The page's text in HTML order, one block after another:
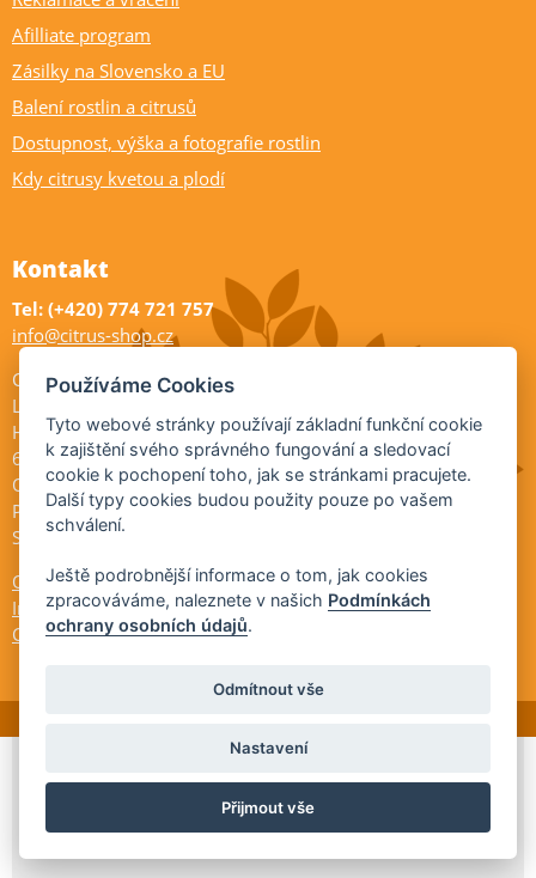
Afilliate program
Zásilky na Slovensko a EU
Balení rostlin a citrusů
Dostupnost, výška a fotografie rostlin
Kdy citrusy kvetou a plodí
Kontakt
Tel: (+420) 774 721 757
info@citrus-shop.cz
Citrus shop zahradnictví
Legionářů 2
Hodonín
695 01
Otevřeno:
Po-Pá 9-17
So 9-11:30
Ochrana osobních údajů
Informace ÚKZÚZ
Cookies
© 2026 Citrus-shop.cz -Partnerský
program
Partner ID:
Používáme Cookies
Tyto webové stránky používají základní funkční cookie
k zajištění svého správného fungování a sledovací
cookie k pochopení toho, jak se stránkami pracujete.
Další typy cookies budou použity pouze po vašem
schválení.
Ještě podrobnější informace o tom, jak cookies
zpracováváme, naleznete v našich Podmínkách
ochrany osobních údajů.
Odmítnout vše
Nastavení
Přijmout vše